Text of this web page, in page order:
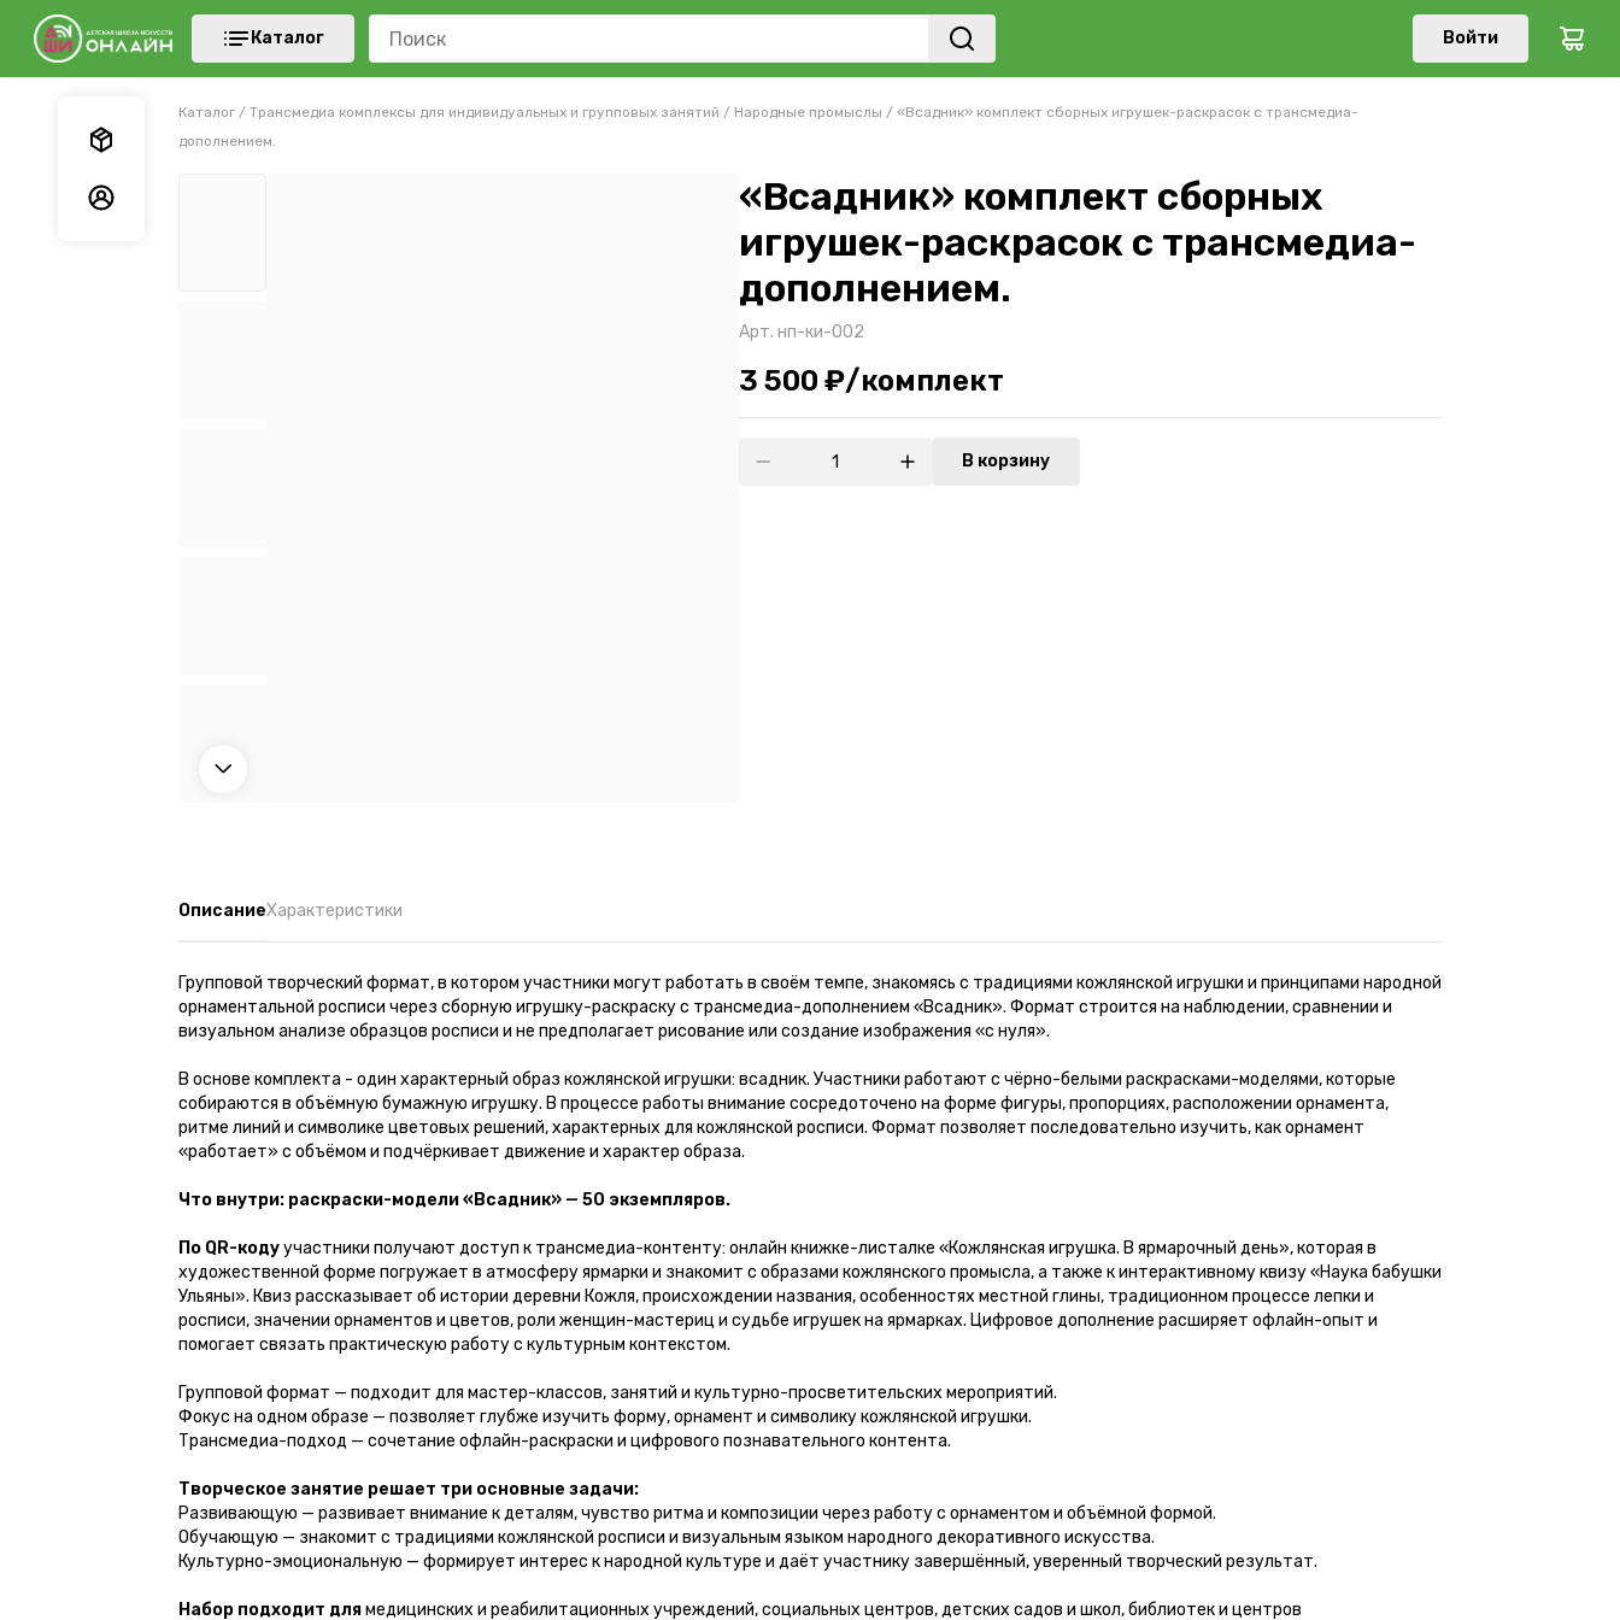
Каталог Войти
Мои заказы
Каталог / Трансмедиа комплексы для индивидуальных и групповых занятий / Народные промыслы / «Всадник» комплект сборных игрушек-раскрасок с трансмедиа-
дополнением.
«Всадник» комплект сборных
игрушек-раскрасок с трансмедиа-
дополнением.
Арт. нп-ки-002
3 500 ₽/комплект
В корзину
ОписаниеХарактеристики
Групповой творческий формат, в котором участники могут работать в своём темпе, знакомясь с традициями кожлянской игрушки и принципами народной
орнаментальной росписи через сборную игрушку-раскраску с трансмедиа-дополнением «Всадник». Формат строится на наблюдении, сравнении и
визуальном анализе образцов росписи и не предполагает рисование или создание изображения «с нуля».
В основе комплекта - один характерный образ кожлянской игрушки: всадник. Участники работают с чёрно-белыми раскрасками-моделями, которые
собираются в объёмную бумажную игрушку. В процессе работы внимание сосредоточено на форме фигуры, пропорциях, расположении орнамента,
ритме линий и символике цветовых решений, характерных для кожлянской росписи. Формат позволяет последовательно изучить, как орнамент
«работает» с объёмом и подчёркивает движение и характер образа.
Что внутри: раскраски-модели «Всадник» — 50 экземпляров.
По QR-кодуучастники получают доступ к трансмедиа-контенту: онлайн книжке-листалке «Кожлянская игрушка. В ярмарочный день», которая в
художественной форме погружает в атмосферу ярмарки и знакомит с образами кожлянского промысла, а также к интерактивному квизу «Наука бабушки
Ульяны». Квиз рассказывает об истории деревни Кожля, происхождении названия, особенностях местной глины, традиционном процессе лепки и
росписи, значении орнаментов и цветов, роли женщин-мастериц и судьбе игрушек на ярмарках. Цифровое дополнение расширяет офлайн-опыт и
помогает связать практическую работу с культурным контекстом.
Групповой формат — подходит для мастер-классов, занятий и культурно-просветительских мероприятий.
Фокус на одном образе — позволяет глубже изучить форму, орнамент и символику кожлянской игрушки.
Трансмедиа-подход — сочетание офлайн-раскраски и цифрового познавательного контента.
Творческое занятие решает три основные задачи:
Развивающую — развивает внимание к деталям, чувство ритма и композиции через работу с орнаментом и объёмной формой.
Обучающую — знакомит с традициями кожлянской росписи и визуальным языком народного декоративного искусства.
Культурно-эмоциональную — формирует интерес к народной культуре и даёт участнику завершённый, уверенный творческий результат.
Набор подходит длямедицинских и реабилитационных учреждений, социальных центров, детских садов и школ, библиотек и центров